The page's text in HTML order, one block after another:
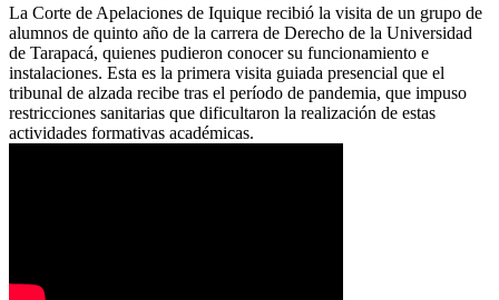
La Corte de Apelaciones de Iquique recibió la visita de un grupo de
alumnos de quinto año de la carrera de Derecho de la Universidad
de Tarapacá, quienes pudieron conocer su funcionamiento e
instalaciones. Esta es la primera visita guiada presencial que el
tribunal de alzada recibe tras el período de pandemia, que impuso
restricciones sanitarias que dificultaron la realización de estas
actividades formativas académicas.